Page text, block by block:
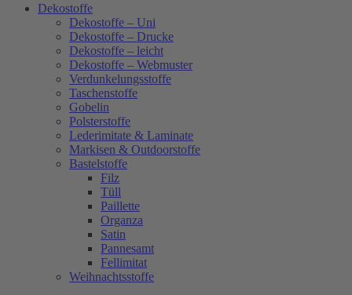
Dekostoffe
Dekostoffe – Uni
Dekostoffe – Drucke
Dekostoffe – leicht
Dekostoffe – Webmuster
Verdunkelungsstoffe
Taschenstoffe
Gobelin
Polsterstoffe
Lederimitate & Laminate
Markisen & Outdoorstoffe
Bastelstoffe
Filz
Tüll
Paillette
Organza
Satin
Pannesamt
Fellimitat
Weihnachtsstoffe